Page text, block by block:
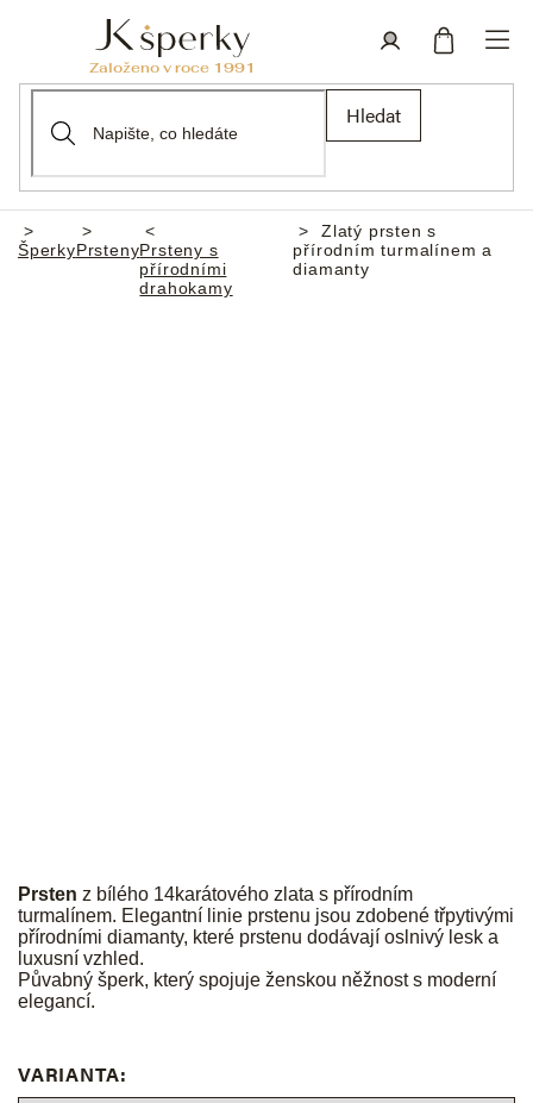
Hledat
Domů
ŠperkyPrstenyPrsteny s
přírodními
drahokamy
Zlatý prsten s
přírodním turmalínem a
diamanty
Prsten z bílého 14karátového zlata s přírodním
turmalínem. Elegantní linie prstenu jsou zdobené třpytivými
přírodními diamanty, které prstenu dodávají oslnivý lesk a
luxusní vzhled.
Půvabný šperk, který spojuje ženskou něžnost s moderní
elegancí.
VARIANTA: